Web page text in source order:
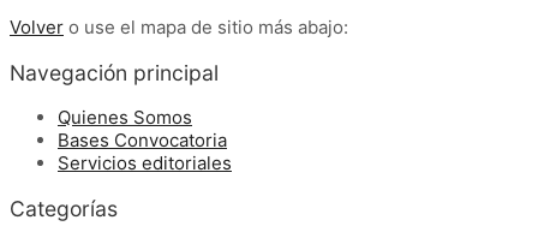
Volver o use el mapa de sitio más abajo:
Navegación principal
Quienes Somos
Bases Convocatoria
Servicios editoriales
Categorías